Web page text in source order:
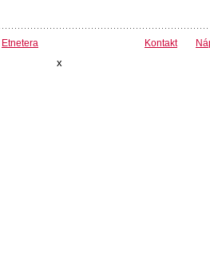
Etnetera Kontakt
x